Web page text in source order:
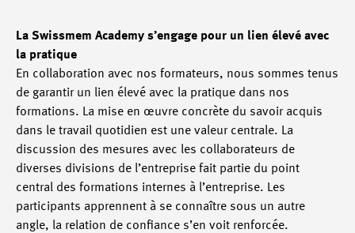
La Swissmem Academy s’engage pour un lien élevé avec
la pratique
En collaboration avec nos formateurs, nous sommes tenus
de garantir un lien élevé avec la pratique dans nos
formations. La mise en œuvre concrète du savoir acquis
dans le travail quotidien est une valeur centrale. La
discussion des mesures avec les collaborateurs de
diverses divisions de l’entreprise fait partie du point
central des formations internes à l’entreprise. Les
participants apprennent à se connaître sous un autre
angle, la relation de confiance s’en voit renforcée.